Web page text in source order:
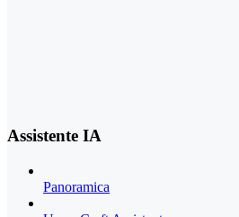
Assistente IA
Panoramica